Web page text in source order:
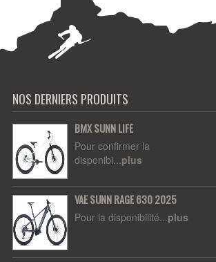
NOS DERNIERS PRODUITS
BMX SUNN LIFE
Pour confirmer la
disponibi...plus
VAE SUNN RAGE 630 2025
Pour la disponibilité...plus